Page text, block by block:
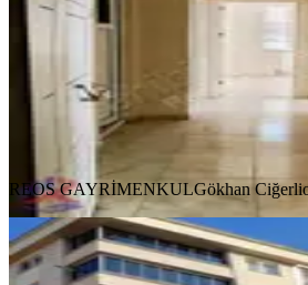
100 m² 5. Kat ·
REOS GAYRİMENKULGökhan
REOS GAYRİMENKULGökhan
YENİ
Sahibinden
Temiz 1+1 Daire